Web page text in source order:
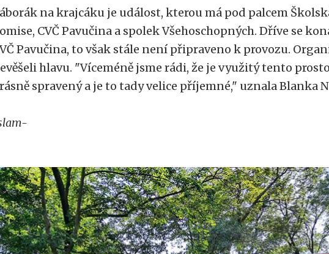
na krajcáku je událost, kterou má pod palcem
CVČ Pavučina a spolek Všehoschopných. Dříve se
Pavučina, to však stále není připraveno k provozu.
hlavu. "Víceméně jsme rádi, že je využitý tento
spravený a je to tady velice příjemné," uznala Blanka